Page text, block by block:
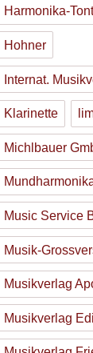
Harmonika-
Hohner
Internat.
Klarinette
Michlbauer
Music Service
Musik-
Musikverlag
Musikverlag